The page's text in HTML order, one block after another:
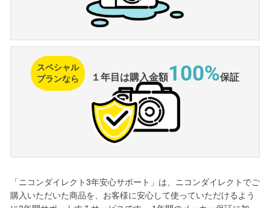
スペシャル
プランなら
１年目は購入金額100%保証
「ニコンダイレクト3年安心サポート」は、ニコンダイレクトでご
購入いただいた商品を、お客様に安心して使っていただけるよう